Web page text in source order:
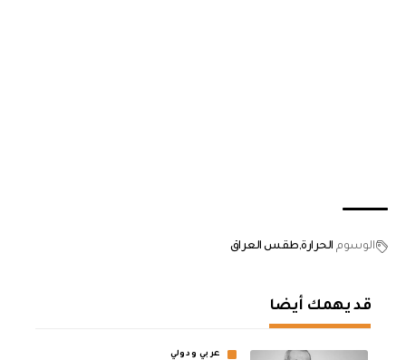
الوسوم الحرارة طقس العراق
قد يهمك أيضا
عربي ودولي